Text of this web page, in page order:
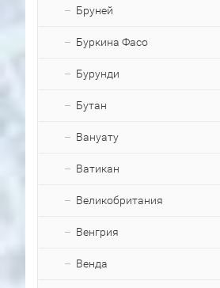
Бруней
Буркина Фасо
Бурунди
Бутан
Вануату
Ватикан
Великобритания
Венгрия
Венда